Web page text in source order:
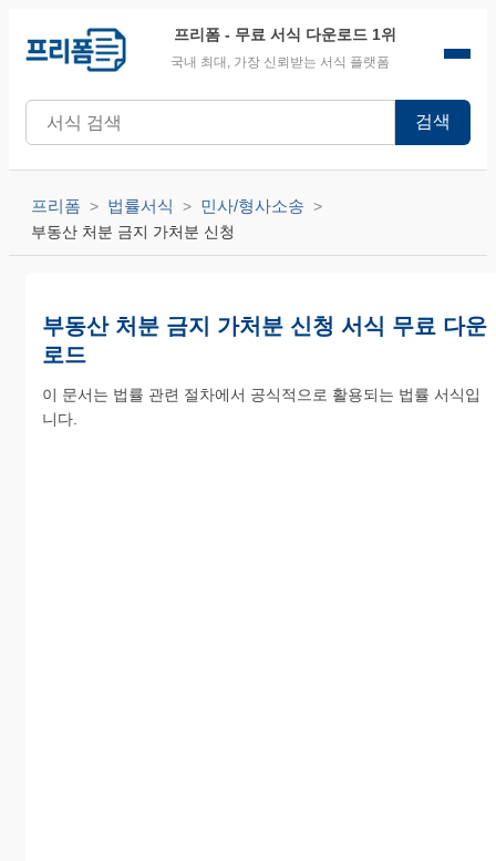
프리폼 - 무료 서식 다운로드 1위
국내 최대, 가장 신뢰받는 서식 플랫폼
검색
프리폼 법률서식 민사/형사소송
부동산 처분 금지 가처분 신청
부동산 처분 금지 가처분 신청 서식 무료 다운
로드
이 문서는 법률 관련 절차에서 공식적으로 활용되는 법률 서식입
니다.